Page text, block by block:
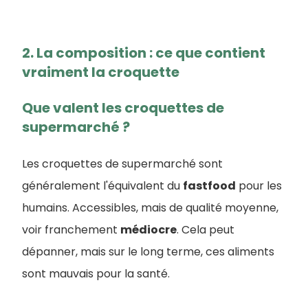
2. La composition : ce que contient
vraiment la croquette
Que valent les croquettes de
supermarché ?
Les croquettes de supermarché sont
généralement l'équivalent du fastfood pour les
humains. Accessibles, mais de qualité moyenne,
voir franchement médiocre. Cela peut
dépanner, mais sur le long terme, ces aliments
sont mauvais pour la santé.